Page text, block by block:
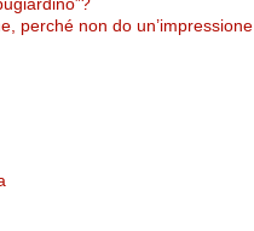
perché non do un’impressione